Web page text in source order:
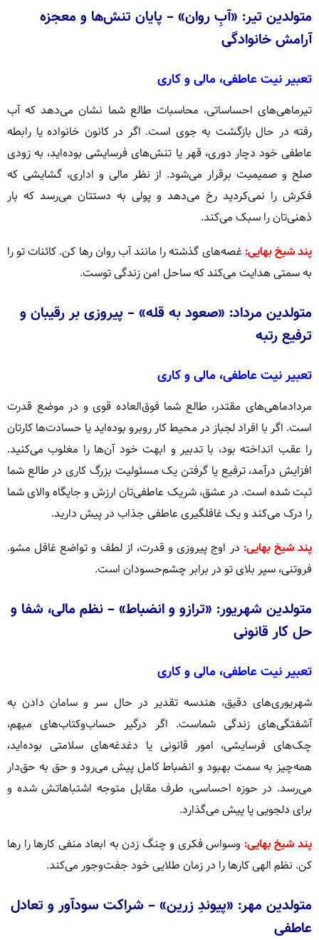
متولدین تیر: «آبِ روان» – پایان تنش‌ها و معجزه
آرامش خانوادگی
تعبیر نیت عاطفی، مالی و کاری
تیرماهی‌های احساساتی، محاسبات طالع شما نشان می‌دهد که آب
رفته در حال بازگشت به جوی است. اگر در کانون خانواده یا رابطه
عاطفی خود دچار دوری، قهر یا تنش‌های فرسایشی بوده‌اید، به زودی
صلح و صمیمیت برقرار می‌شود. از نظر مالی و اداری، گشایشی که
فکرش را نمی‌کردید رخ می‌دهد و پولی به دستتان می‌رسد که بار
ذهنی‌تان را سبک می‌کند.
پند شیخ بهایی: غصه‌های گذشته را مانند آب روان رها کن. کائنات تو را
به سمتی هدایت می‌کند که ساحل امن زندگی توست.
متولدین مرداد: «صعود به قله» – پیروزی بر رقیبان و
ترفیع رتبه
تعبیر نیت عاطفی، مالی و کاری
مردادماهی‌های مقتدر، طالع شما فوق‌العاده قوی و در موضع قدرت
است. اگر با افراد لجباز در محیط کار روبرو بوده‌اید یا حسادت‌ها کارتان
را عقب انداخته بود، با تدبیر و ابهت خود آن‌ها را مغلوب می‌کنید.
افزایش درآمد، ترفیع یا گرفتن یک مسئولیت بزرگ کاری در طالع شما
ثبت شده است. در عشق، شریک عاطفی‌تان ارزش و جایگاه والای شما
را درک می‌کند و یک غافلگیری عاطفی جذاب در پیش دارید.
پند شیخ بهایی: در اوج پیروزی و قدرت، از لطف و تواضع غافل مشو.
فروتنی، سپر بلای تو در برابر چشم‌حسودان است.
متولدین شهریور: «ترازو و انضباط» – نظم مالی، شفا و
حل کار قانونی
تعبیر نیت عاطفی، مالی و کاری
شهریوری‌های دقیق، هندسه تقدیر در حال سر و سامان دادن به
آشفتگی‌های زندگی شماست. اگر درگیر حساب‌وکتاب‌های مبهم،
چک‌های فرسایشی، امور قانونی یا دغدغه‌های سلامتی بوده‌اید،
همه‌چیز به سمت بهبود و انضباط کامل پیش می‌رود و حق به حق‌دار
می‌رسد. در حوزه احساسی، طرف مقابل متوجه اشتباهاتش شده و
برای دلجویی پا پیش می‌گذارد.
پند شیخ بهایی: وسواس فکری و چنگ زدن به ابعاد منفی کارها را رها
کن. نظم الهی کارها را در زمان طلایی خود جفت‌وجور می‌کند.
متولدین مهر: «پیوندِ زرین» – شراکت سودآور و تعادل
عاطفی